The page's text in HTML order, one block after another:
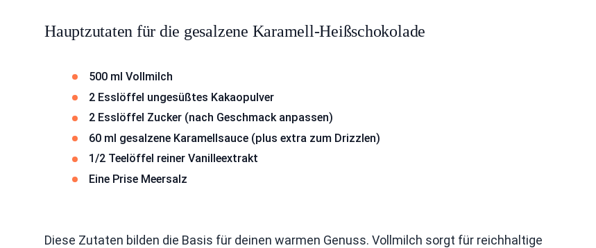
Hauptzutaten für die gesalzene Karamell-Heißschokolade
500 ml Vollmilch
2 Esslöffel ungesüßtes Kakaopulver
2 Esslöffel Zucker (nach Geschmack anpassen)
60 ml gesalzene Karamellsauce (plus extra zum Drizzlen)
1/2 Teelöffel reiner Vanilleextrakt
Eine Prise Meersalz
Diese Zutaten bilden die Basis für deinen warmen Genuss. Vollmilch sorgt für reichhaltige